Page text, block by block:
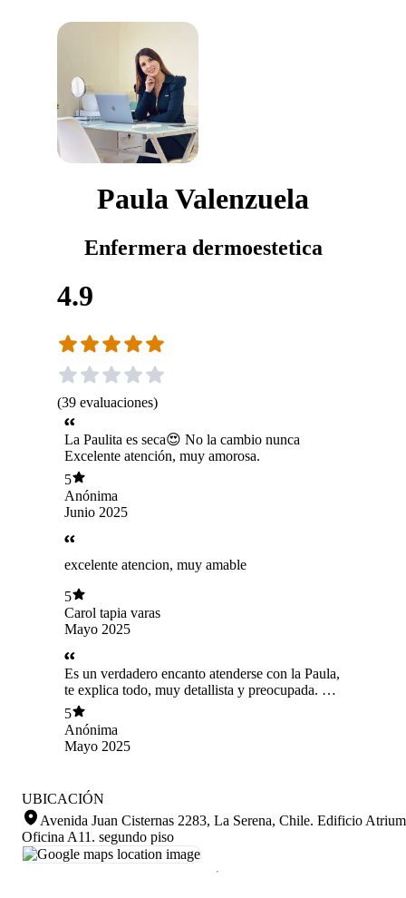
Paula Valenzuela
Enfermera dermoestetica
4.9
(39 evaluaciones)
La Paulita es seca😍 No la cambio nunca
Excelente atención, muy amorosa.
5
Anónima
Junio 2025
excelente atencion, muy amable
5
Carol tapia varas
Mayo 2025
Es un verdadero encanto atenderse con la Paula,
te explica todo, muy detallista y preocupada. Un
10 😀.
5
Anónima
Mayo 2025
UBICACIÓN
Avenida Juan Cisternas 2283, La Serena, Chile. Edificio
Oficina A11. segundo piso